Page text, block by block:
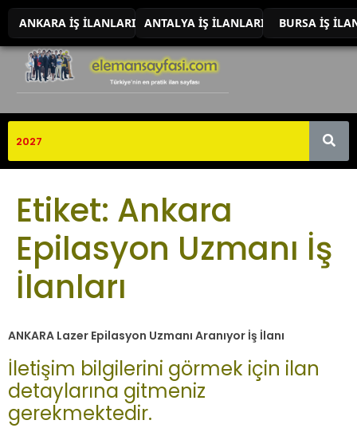
ANKARA İŞ İLANLARI ANTALYA İŞ İLANLARI BURSA İŞ
Etiket: Ankara
Epilasyon Uzmanı İş
İlanları
ANKARA Lazer Epilasyon Uzmanı Aranıyor İş İlanı
İletişim bilgilerini görmek için ilan
detaylarına gitmeniz
gerekmektedir.